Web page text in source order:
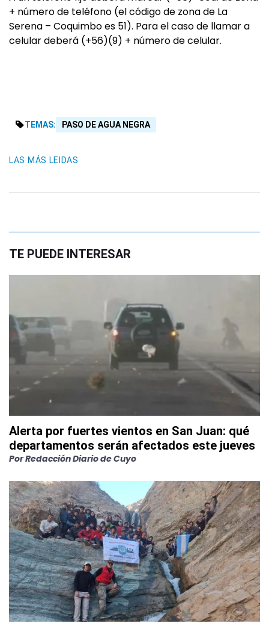
+ número de teléfono (el código de zona de La
Serena – Coquimbo es 51). Para el caso de llamar a
celular deberá (+56)(9) + número de celular.
TEMAS: PASO DE AGUA NEGRA
LAS MÁS LEIDAS
TE PUEDE INTERESAR
Alerta por fuertes vientos en San Juan: qué
departamentos serán afectados este jueves
PorRedacción Diario de Cuyo